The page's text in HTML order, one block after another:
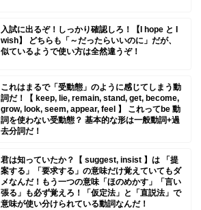
入試に出るぞ！しっかり確認しろ！【I hope と I
wish】 どちらも「～だったらいいのに」だが、
似ているようで使い方は全然違うぞ！
これはまるで「受動態」のように感じてしまう動
詞だ！【 keep, lie, remain, stand, get, become,
grow, look, seem, appear, feel 】 これってbe 動
詞を使わない受動態？ 基本的な形は一般動詞+過
去分詞だ！
君は知っていたか？【 suggest, insist 】は 「提
案する」「要求する」の意味だけ覚えていてもダ
メなんだ！もう一つの意味「ほのめかす」「言い
張る」も必ず覚えろ！「仮定法」と「直説法」で
意味が使い分けられている動詞なんだ！